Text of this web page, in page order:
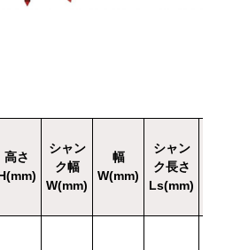
高さ
シャン
ク幅
W(mm)
幅
W(mm)
シャン
ク長さ
Ls(mm)